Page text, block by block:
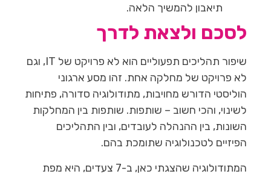
תיאבון להמשיך הלאה.
לסכם ולצאת לדרך
שיפור תהליכים תפעוליים הוא לא פרויקט של IT, וגם
לא פרויקט של מחלקה אחת. זהו מסע ארגוני
הוליסטי הדורש מחויבות, מתודולוגיה סדורה, פתיחות
לשינוי, והכי חשוב – שותפות. שותפות בין המחלקות
השונות, בין ההנהלה לעובדים, ובין התהליכים
הפיזיים לטכנולוגיה שתומכת בהם.
המתודולוגיה שהצגתי כאן, ב-7 צעדים, היא מפת